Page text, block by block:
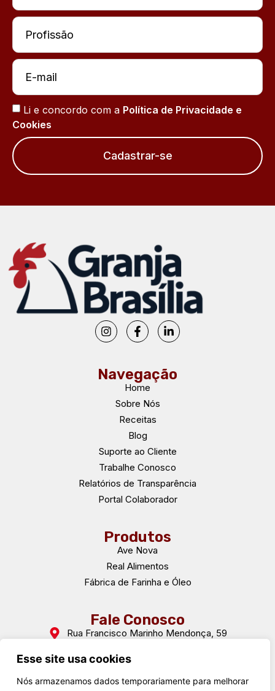
Esse site usa cookies
Nós armazenamos dados temporariamente para melhorar
Li e concordo com a Política de Privacidade e
Cookies
Cadastrar-se
Navegação
Home
Sobre Nós
Receitas
Blog
Suporte ao Cliente
Trabalhe Conosco
Relatórios de Transparência
Portal Colaborador
Produtos
Ave Nova
Real Alimentos
Fábrica de Farinha e Óleo
Fale Conosco
Rua Francisco Marinho Mendonça, 59
CEP: 35661-012
(37) 3233-5100